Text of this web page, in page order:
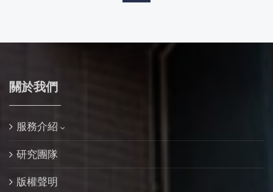
關於我們
服務介紹
研究團隊
版權聲明